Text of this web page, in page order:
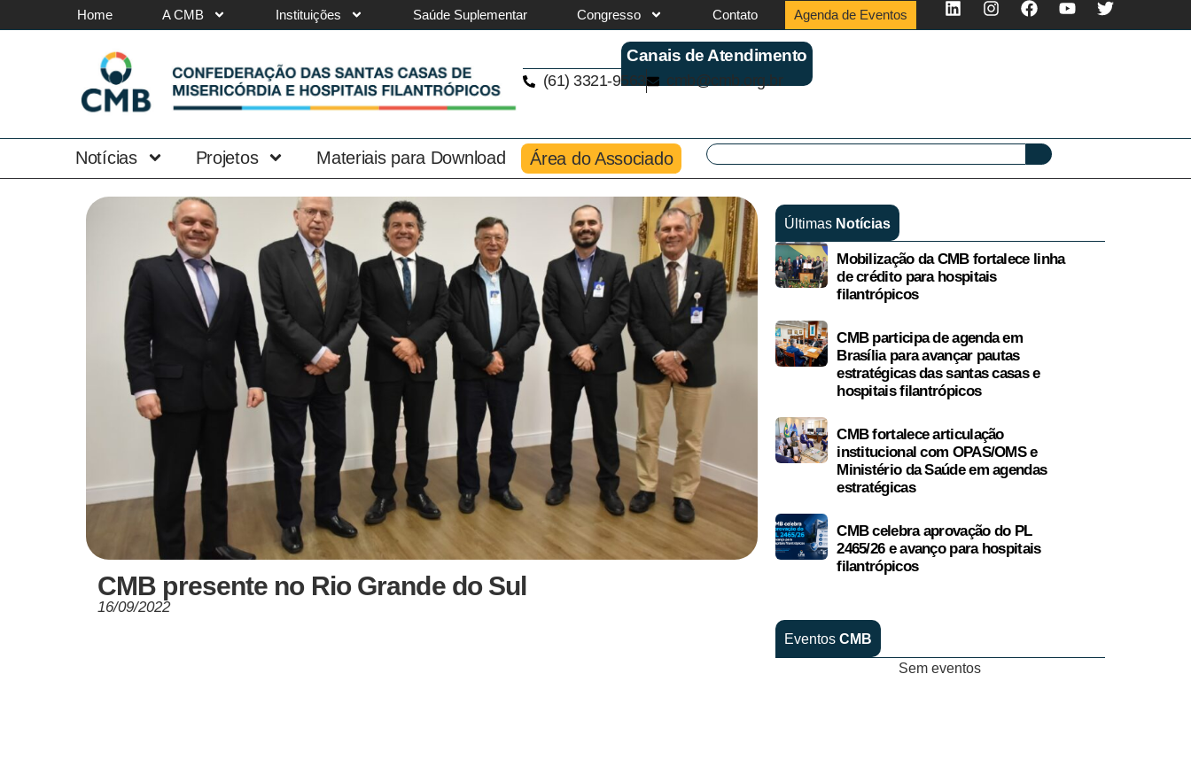
Home A CMB Instituições Saúde Suplementar Congresso Contato Agenda de Eventos
Canais de Atendimento
(61) 3321-9563 cmb@cmb.org.br
Notícias Projetos Materiais para Download Área do Associado
CMB presente no Rio Grande do Sul
16/09/2022
Últimas Notícias
Mobilização da CMB fortalece linha
de crédito para hospitais
filantrópicos
CMB participa de agenda em
Brasília para avançar pautas
estratégicas das santas casas e
hospitais filantrópicos
CMB fortalece articulação
institucional com OPAS/OMS e
Ministério da Saúde em agendas
estratégicas
CMB celebra aprovação do PL
2465/26 e avanço para hospitais
filantrópicos
Eventos CMB
Sem eventos